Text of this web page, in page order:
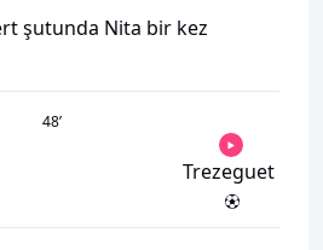
şutunda Nita bir kez
48’
Trezeguet